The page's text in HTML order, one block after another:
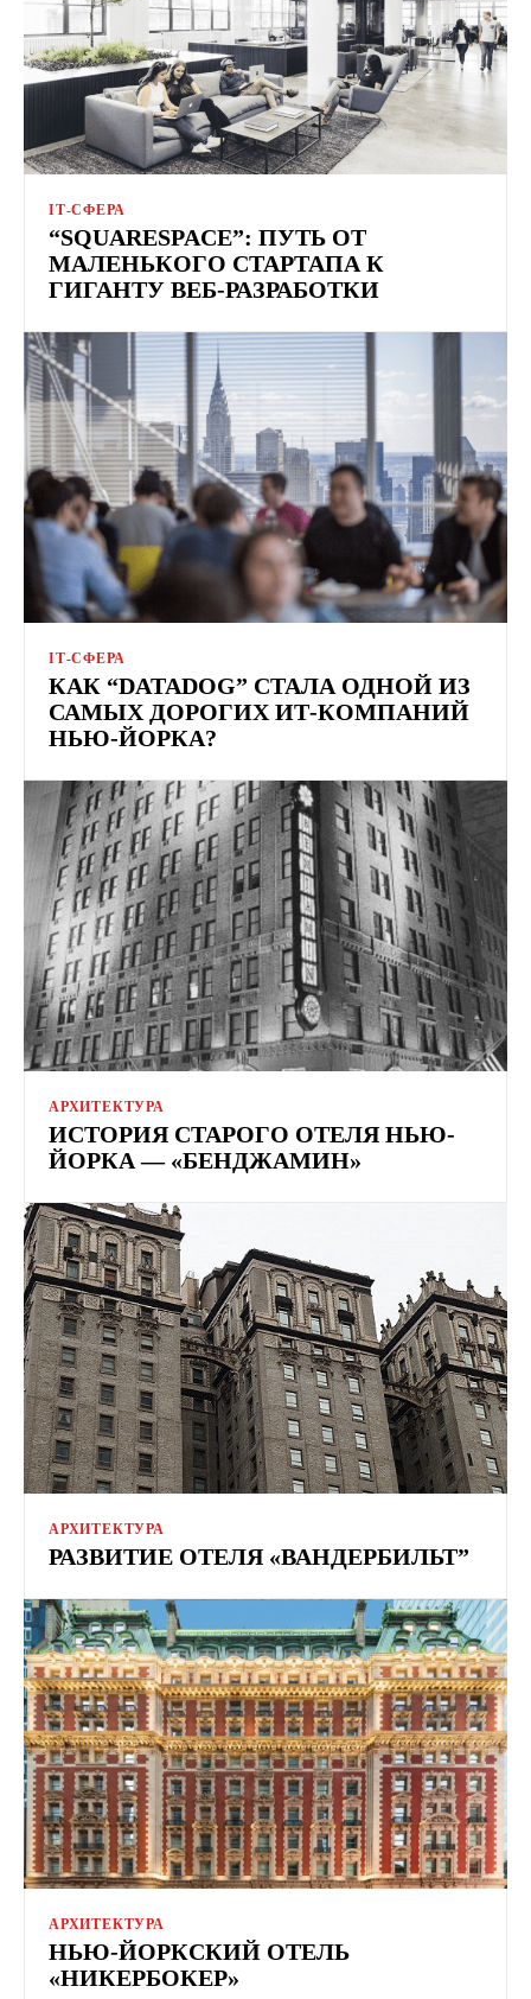
ІТ-СФЕРА
“SQUARESPACE”: ПУТЬ ОТ
МАЛЕНЬКОГО СТАРТАПА К
ГИГАНТУ ВЕБ-РАЗРАБОТКИ
ІТ-СФЕРА
КАК “DATADOG” СТАЛА ОДНОЙ ИЗ
САМЫХ ДОРОГИХ ИТ-КОМПАНИЙ
НЬЮ-ЙОРКА?
АРХИТЕКТУРА
ИСТОРИЯ СТАРОГО ОТЕЛЯ НЬЮ-
ЙОРКА — «БЕНДЖАМИН»
АРХИТЕКТУРА
РАЗВИТИЕ ОТЕЛЯ «ВАНДЕРБИЛЬТ”
АРХИТЕКТУРА
НЬЮ-ЙОРКСКИЙ ОТЕЛЬ
«НИКЕРБОКЕР»